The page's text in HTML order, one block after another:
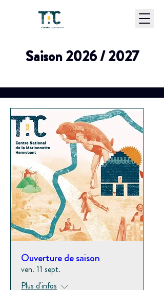
Saison 2026 / 2027
Ouverture de saison
ven. 11 sept.
Plus d'infos